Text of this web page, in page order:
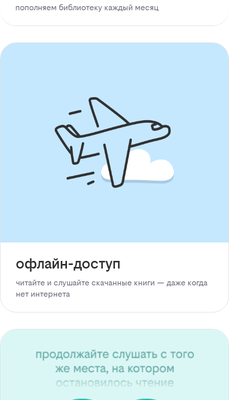
пополняем библиотеку каждый месяц
офлайн-доступ
читайте и слушайте скачанные книги — даже когда
нет интернета